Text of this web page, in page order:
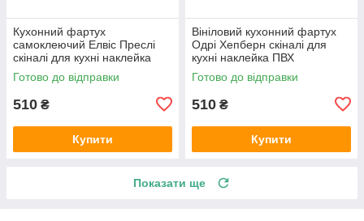
Кухонний фартух
самоклеючий Елвіс Преслі
скіналі для кухні наклейка
ПВХ ретро співаки сірий
600х2000 мм
Готово до відправки
510 ₴
Купити
Вініловий кухонний фартух
Одрі Хепберн скіналі для
кухні наклейка ПВХ
персонажі ретро Чорно-білий
600х2000 мм
Готово до відправки
510 ₴
Купити
Показати ще